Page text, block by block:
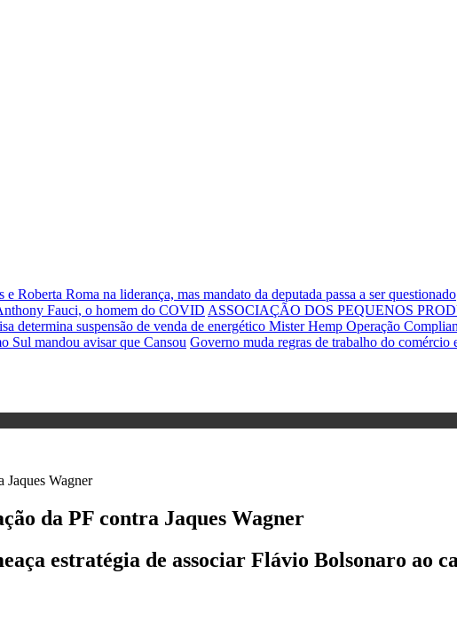
Roberta Roma na liderança, mas mandato da deputada passa a ser questionado
Fauci, o homem do COVID ASSOCIAÇÃO DOS PEQUENOS
determina suspensão de venda de energético Mister Hemp Operação
Sul mandou avisar que Cansou Governo muda regras de trabalho do comércio
da PF contra Jaques Wagner
estratégia de associar Flávio Bolsonaro ao